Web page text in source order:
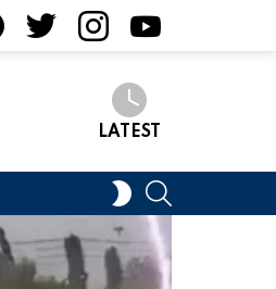
LATEST
SWITCH
SKIN